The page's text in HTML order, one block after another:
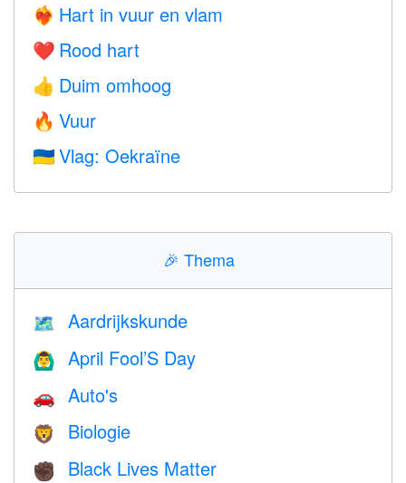
❤️‍🔥 Hart in vuur en vlam
❤️ Rood hart
👍 Duim omhoog
🔥 Vuur
🇺🇦 Vlag: Oekraïne
🎉 Thema
🗺 Aardrijkskunde
🙆‍♂️ April Fool’S Day
🚗 Auto's
🦁 Biologie
✊🏿 Black Lives Matter